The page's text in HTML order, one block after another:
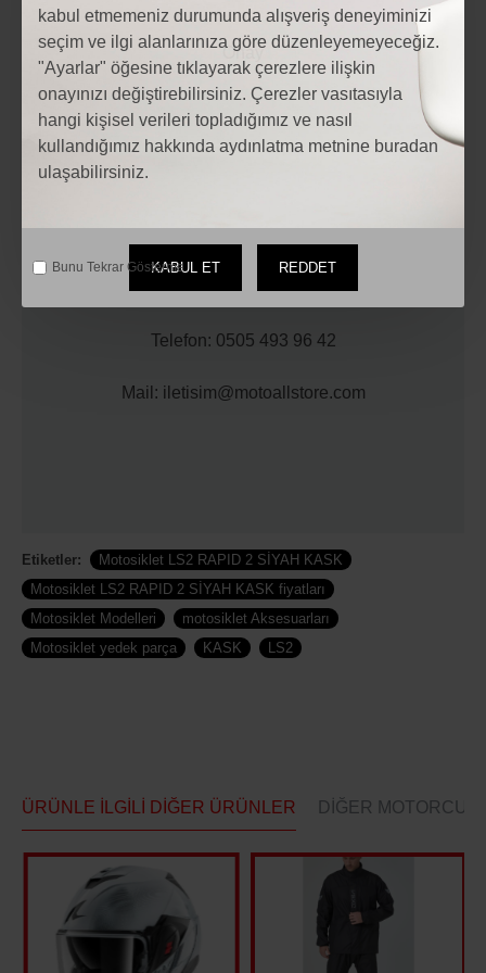
kabul etmemeniz durumunda alışveriş deneyiminizi
seçim ve ilgi alanlarınıza göre düzenleyemeyeceğiz.
"Ayarlar" öğesine tıklayarak çerezlere ilişkin
onayınızı değiştirebilirsiniz. Çerezler vasıtasıyla
hangi kişisel verileri topladığımız ve nasıl
kullandığımız hakkında aydınlatma metnine buradan
ulaşabilirsiniz.
KABUL ET REDDET
Bunu Tekrar Gösterme.
Adres: Hocacihan Mahallesi Beyşehir Cd. No:192 B
42030 Selçuklu/Konya
Telefon: 0505 493 96 42
Mail: iletisim@motoallstore.com
Etiketler:
Motosiklet LS2 RAPID 2 SİYAH KASK
Motosiklet LS2 RAPID 2 SİYAH KASK fiyatları
Motosiklet Modelleri
motosiklet Aksesuarları
Motosiklet yedek parça
KASK LS2
ÜRÜNLE İLGILI DIĞER ÜRÜNLER DIĞER